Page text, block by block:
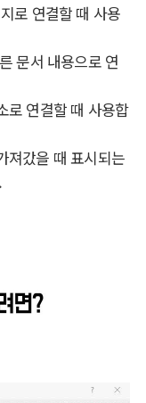
로 연결할 때 사용
문서 내용으로 연
로 연결할 때 사용합
져갔을 때 표시되는